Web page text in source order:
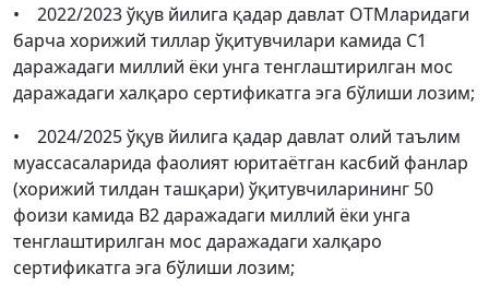
• 2022/2023 ўқув йилига қадар давлат ОТМларидаги
барча хорижий тиллар ўқитувчилари камида С1
даражадаги миллий ёки унга тенглаштирилган мос
даражадаги халқаро сертификатга эга бўлиши лозим;
• 2024/2025 ўқув йилига қадар давлат олий таълим
муассасаларида фаолият юритаётган касбий фанлар
(хорижий тилдан ташқари) ўқитувчиларининг 50
фоизи камида B2 даражадаги миллий ёки унга
тенглаштирилган мос даражадаги халқаро
сертификатга эга бўлиши лозим;